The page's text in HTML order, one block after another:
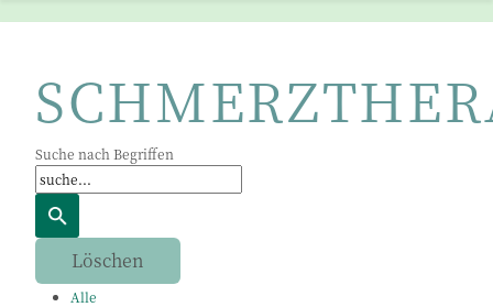
Suche nach Begriffen
Alle